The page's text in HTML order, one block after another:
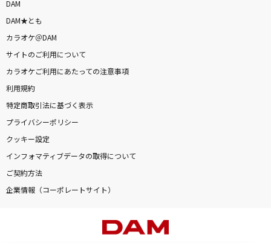
DAM
DAM★とも
カラオケ＠DAM
サイトのご利用について
カラオケご利用にあたっての注意事項
利用規約
特定商取引法に基づく表示
プライバシーポリシー
クッキー設定
インフォマティブデータの取得について
ご契約方法
企業情報（コーポレートサイト）